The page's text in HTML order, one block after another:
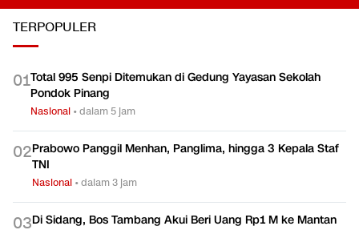
TERPOPULER
01Total 995 Senpi Ditemukan di Gedung Yayasan Sekolah
Pondok Pinang
Nasional •dalam 5 jam
02Prabowo Panggil Menhan, Panglima, hingga 3 Kepala Staf
TNI
Nasional •dalam 3 jam
03Di Sidang, Bos Tambang Akui Beri Uang Rp1 M ke Mantan